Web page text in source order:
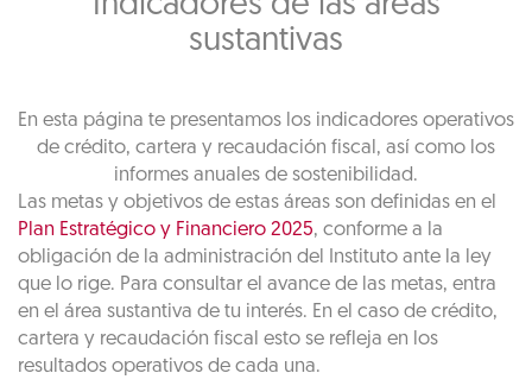
sustantivas
En esta página te presentamos los indicadores operativos
de crédito, cartera y recaudación fiscal, así como los
informes anuales de sostenibilidad.
Las metas y objetivos de estas áreas son definidas en el
Plan Estratégico y Financiero 2025, conforme a la
obligación de la administración del Instituto ante la ley
que lo rige. Para consultar el avance de las metas, entra
en el área sustantiva de tu interés. En el caso de crédito,
cartera y recaudación fiscal esto se refleja en los
resultados operativos de cada una.